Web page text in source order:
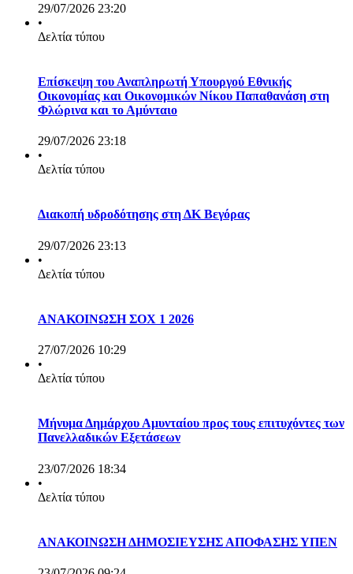
29/07/2026 23:20
•
Δελτία τύπου
Επίσκεψη του Αναπληρωτή Υπουργού Εθνικής
Οικονομίας και Οικονομικών Νίκου Παπαθανάση στη
Φλώρινα και το Αμύνταιο
29/07/2026 23:18
•
Δελτία τύπου
Διακοπή υδροδότησης στη ΔΚ Βεγόρας
29/07/2026 23:13
•
Δελτία τύπου
ΑΝΑΚΟΙΝΩΣΗ ΣΟΧ 1 2026
27/07/2026 10:29
•
Δελτία τύπου
Μήνυμα Δημάρχου Αμυνταίου προς τους επιτυχόντες των
Πανελλαδικών Εξετάσεων
23/07/2026 18:34
•
Δελτία τύπου
ΑΝΑΚΟΙΝΩΣΗ ΔΗΜΟΣΙΕΥΣΗΣ ΑΠΟΦΑΣΗΣ ΥΠΕΝ